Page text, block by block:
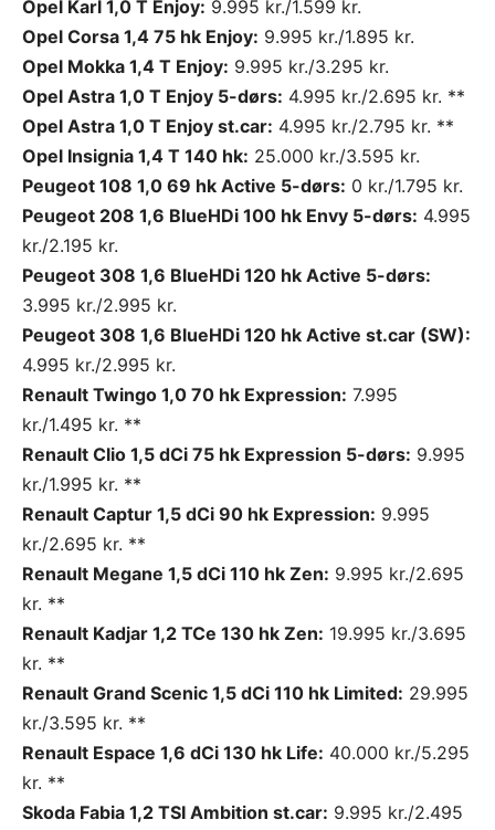
Opel Karl 1,0 T Enjoy: 9.995 kr./1.599 kr.
Opel Corsa 1,4 75 hk Enjoy: 9.995 kr./1.895 kr.
Opel Mokka 1,4 T Enjoy: 9.995 kr./3.295 kr.
Opel Astra 1,0 T Enjoy 5-dørs: 4.995 kr./2.695 kr. **
Opel Astra 1,0 T Enjoy st.car: 4.995 kr./2.795 kr. **
Opel Insignia 1,4 T 140 hk: 25.000 kr./3.595 kr.
Peugeot 108 1,0 69 hk Active 5-dørs: 0 kr./1.795 kr.
Peugeot 208 1,6 BlueHDi 100 hk Envy 5-dørs: 4.995
kr./2.195 kr.
Peugeot 308 1,6 BlueHDi 120 hk Active 5-dørs:
3.995 kr./2.995 kr.
Peugeot 308 1,6 BlueHDi 120 hk Active st.car (SW):
4.995 kr./2.995 kr.
Renault Twingo 1,0 70 hk Expression: 7.995
kr./1.495 kr. **
Renault Clio 1,5 dCi 75 hk Expression 5-dørs: 9.995
kr./1.995 kr. **
Renault Captur 1,5 dCi 90 hk Expression: 9.995
kr./2.695 kr. **
Renault Megane 1,5 dCi 110 hk Zen: 9.995 kr./2.695
kr. **
Renault Kadjar 1,2 TCe 130 hk Zen: 19.995 kr./3.695
kr. **
Renault Grand Scenic 1,5 dCi 110 hk Limited: 29.995
kr./3.595 kr. **
Renault Espace 1,6 dCi 130 hk Life: 40.000 kr./5.295
kr. **
Skoda Fabia 1,2 TSI Ambition st.car: 9.995 kr./2.495